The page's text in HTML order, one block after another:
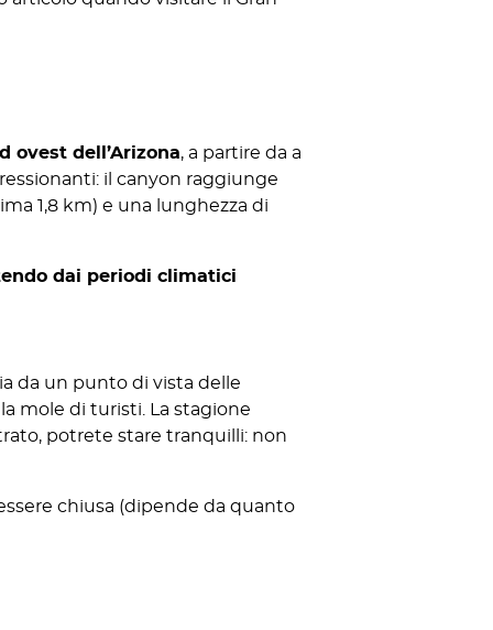
ovest dell’Arizona, a partire da a
il canyon raggiunge
1,8 km) e una lunghezza di
dai periodi climatici
da un punto di vista delle
mole di turisti. La stagione
potrete stare tranquilli: non
chiusa (dipende da quanto